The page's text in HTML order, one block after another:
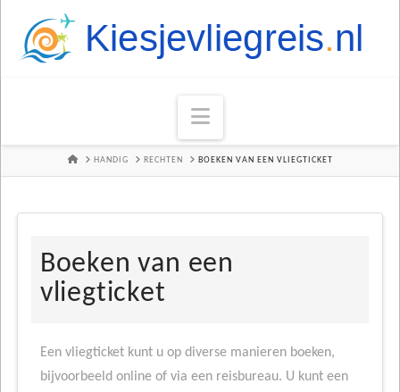
Navigation
HOMEHANDIG RECHTEN BOEKEN VAN EEN VLIEGTICKET
Boeken van een
vliegticket
Een vliegticket kunt u op diverse manieren boeken,
bijvoorbeeld online of via een reisbureau. U kunt een